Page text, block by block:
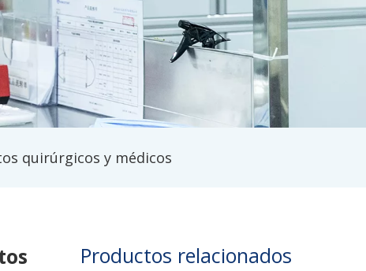
quirúrgicos y médicos
Productos relacionados